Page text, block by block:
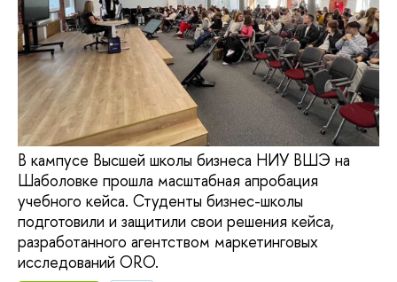
В кампусе Высшей школы бизнеса НИУ ВШЭ на
Шаболовке прошла масштабная апробация
учебного кейса. Студенты бизнес-школы
подготовили и защитили свои решения кейса,
разработанного агентством маркетинговых
исследований ОRО.